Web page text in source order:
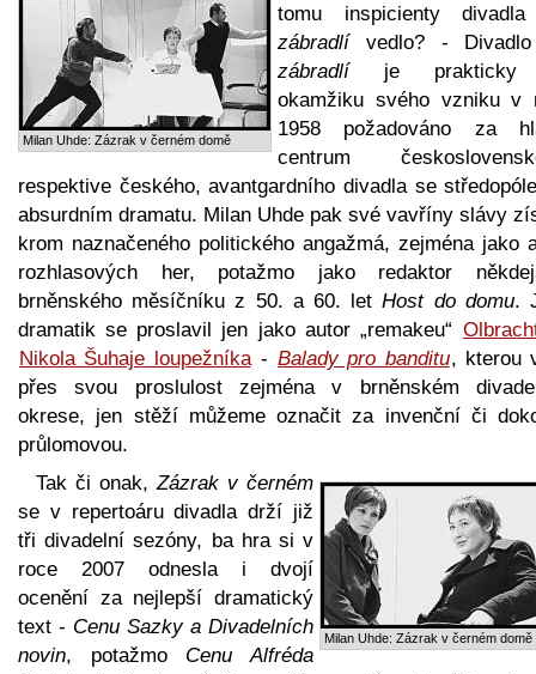
Milan Uhde: Zázrak v černém domě
tomu inspicienty
zábradlívedlo? -
zábradlíje prakticky
okamžiku svého vzniku v
1958 požadováno za
centrum
respektive českého, avantgardního divadla se
absurdním dramatu. Milan Uhde pak své vavříny slávy
krom naznačeného politického angažmá, zejména jako
rozhlasových her, potažmo jako redaktor
brněnského měsíčníku z 50. a 60. letHost do domu.
dramatik se proslavil jen jako autor „remakeu“
Nikola Šuhaje loupežníka - Balady pro banditu, kterou
přes svou proslulost zejména v brněnském
okrese, jen stěží můžeme označit za invenční či
průlomovou.
Milan Uhde: Zázrak v černém domě
Tak či onak, Zázrak v černém
se v repertoáru divadla drží již
tři divadelní sezóny, ba hra si v
roce 2007 odnesla i dvojí
ocenění za nejlepší dramatický
text - Cenu Sazky a Divadelních
novin, potažmo Cenu Alfréda